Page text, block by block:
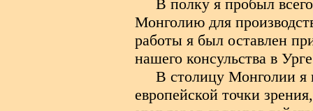
В полку я пробыл
Монголию для
работы я был оставлен
нашего консульства в
В столицу Монголии я
европейской точки